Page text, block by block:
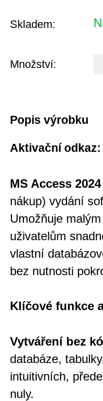
Skladem:
Množství:
Popis výrobku
Aktivační odkaz:
MS Access 2024
nákup) vydání
Umožňuje
uživatelům
vlastní
bez nutnosti
Klíčové funkce
Vytváření bez
databáze,
intuitivních,
nuly.